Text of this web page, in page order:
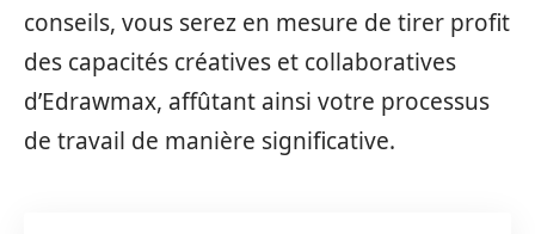
conseils, vous serez en mesure de tirer profit
des capacités créatives et collaboratives
d’Edrawmax, affûtant ainsi votre processus
de travail de manière significative.